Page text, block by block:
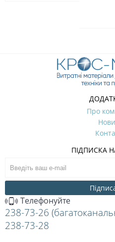
Про
ПІДПИСКА
Телефонуйте
238-73-26
238-73-28